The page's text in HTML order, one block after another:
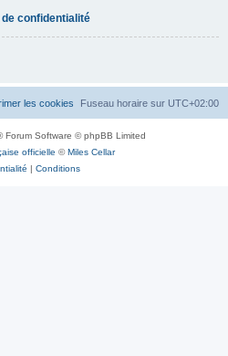
confidentialité
Fuseau horaire sur UTC+02:00
les cookies
Forum Software © phpBB Limited
officielle ©Miles Cellar
| Conditions